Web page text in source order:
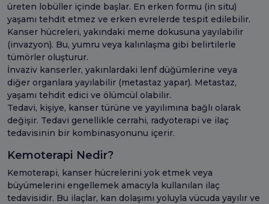
üreten lobüller içinde başlar. En erken formu (in situ)
yaşamı tehdit etmez ve erken evrelerde tespit edilebilir.
Kanser hücreleri, yakındaki meme dokusuna yayılabilir
(invazyon). Bu, yumru veya kalınlaşma gibi belirtilerle
tümörler oluşturur.
İnvaziv kanserler, yakınlardaki lenf düğümlerine veya
diğer organlara yayılabilir (metastaz yapar). Metastaz,
yaşamı tehdit edici ve ölümcül olabilir.
Tedavi, kişiye, kanser türüne ve yayılımına bağlı olarak
değişir. Tedavi genellikle cerrahi, radyoterapi ve ilaç
tedavisinin bir kombinasyonunu içerir.
Kemoterapi Nedir?
Kemoterapi, kanser hücrelerini yok etmek veya
büyümelerini engellemek amacıyla kullanılan ilaç
tedavisidir. Bu ilaçlar, kan dolaşımı yoluyla vücuda yayılır ve